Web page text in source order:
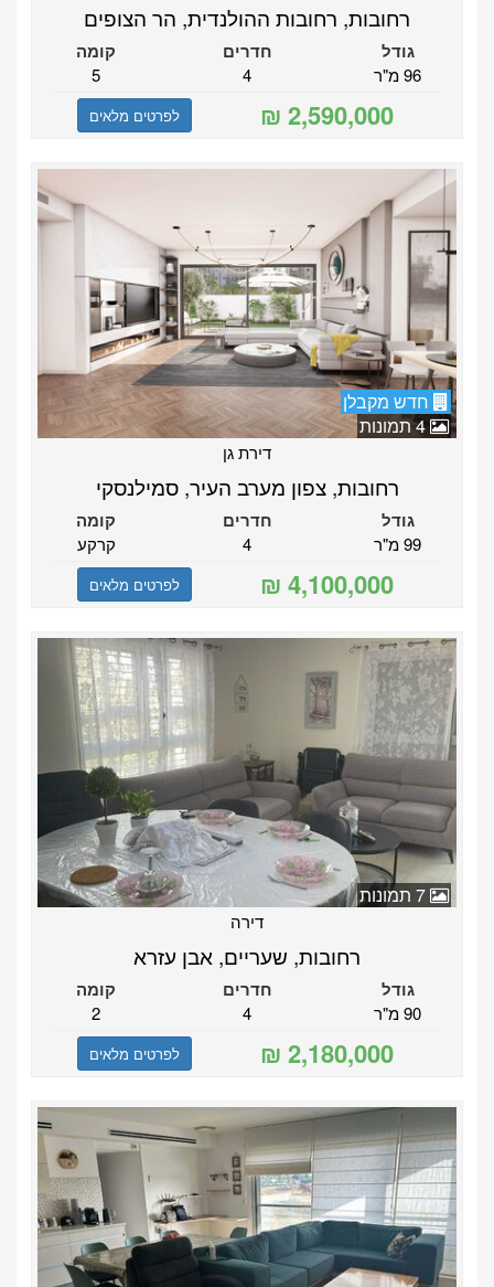
רחובות, רחובות ההולנדית, הר הצופים
גודל
96 מ"ר
חדרים
4
קומה
5
לפרטים מלאים
חדש מקבלן
דירת גן
רחובות, צפון מערב העיר, סמילנסקי
גודל
99 מ"ר
חדרים
4
קומה
קרקע
לפרטים מלאים
דירה
רחובות, שעריים, אבן עזרא
גודל
90 מ"ר
חדרים
4
קומה
2
לפרטים מלאים